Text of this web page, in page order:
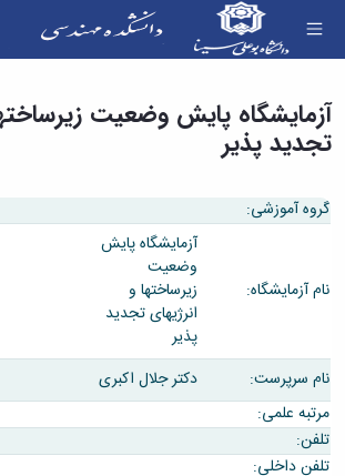
دانشکده
درباره
دانشکده
ریاست
دانشکده
اطلاعات
دانشکده
معاونت
آموزشی
معاونت
پژوهشی
پژوهش
تجدید پذیر - دانشکده فنی و
آزمایشگاه پایش وضعیت
تجدید پذیر
گروه آموزشی:
نام آزمایشگاه:
آزمایشگاه پایش
وضعیت
زیرساختها و
انرژیهای تجدید
پذیر
نام سرپرست:
دکتر جلال اکبری
مرتبه علمی:
تلفن:
تلفن داخلی: